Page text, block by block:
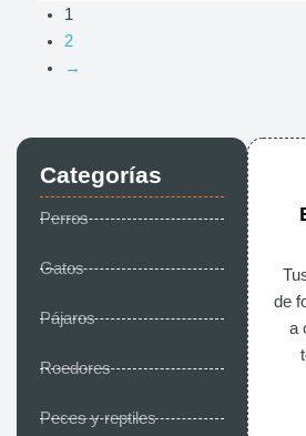
Categorías
Perros
Gatos
Pájaros
Roedores
Peces y reptiles
de
a
1
2
→